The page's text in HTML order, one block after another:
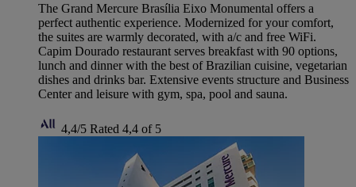
The Grand Mercure Brasília Eixo Monumental offers a
perfect authentic experience. Modernized for your comfort,
the suites are warmly decorated, with a/c and free WiFi.
Capim Dourado restaurant serves breakfast with 90 options,
lunch and dinner with the best of Brazilian cuisine, vegetarian
dishes and drinks bar. Extensive events structure and Business
Center and leisure with gym, spa, pool and sauna.
4,4/5 Rated 4,4 of 5